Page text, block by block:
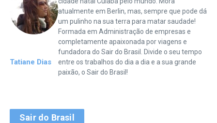
Tatiane Dias
atualmente em Berlin, mas, sempre que pode dá
um pulinho na sua terra para matar saudade!
Formada em Administração de empresas e
completamente apaixonada por viagens e
fundadora do Sair do Brasil. Divide o seu tempo
entre os trabalhos do dia a dia e a sua grande
paixão, o Sair do Brasil!
Sair do Brasil